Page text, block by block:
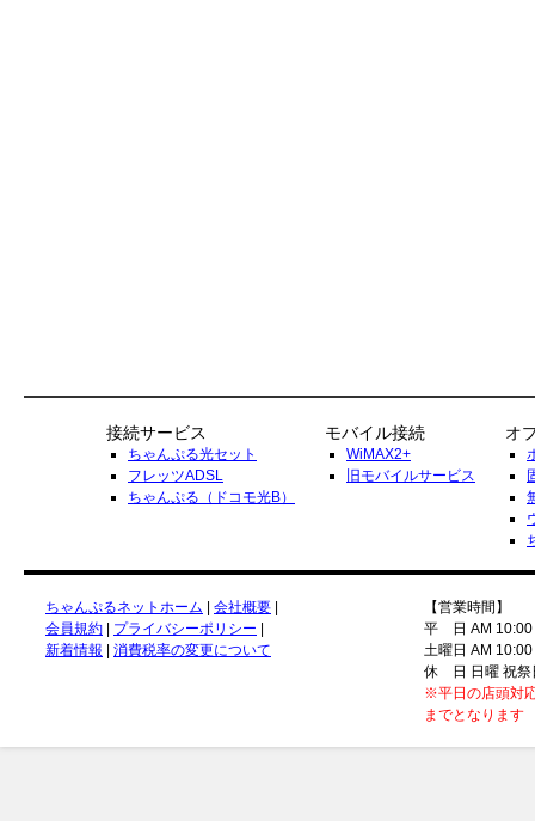
接続サービス
ちゃんぷる光セット
フレッツADSL
ちゃんぷる（ドコモ光B）
モバイル接続
WiMAX2+
旧モバイルサービス
オ
ちゃんぷるネットホーム 会社概要
会員規約
プライバシーポリシー
新着情報
消費税率の変更について
【営業時間】
平 日 AM 10:00
土曜日 AM
休 日 日曜 祝祭
※平日の店頭
までとなります